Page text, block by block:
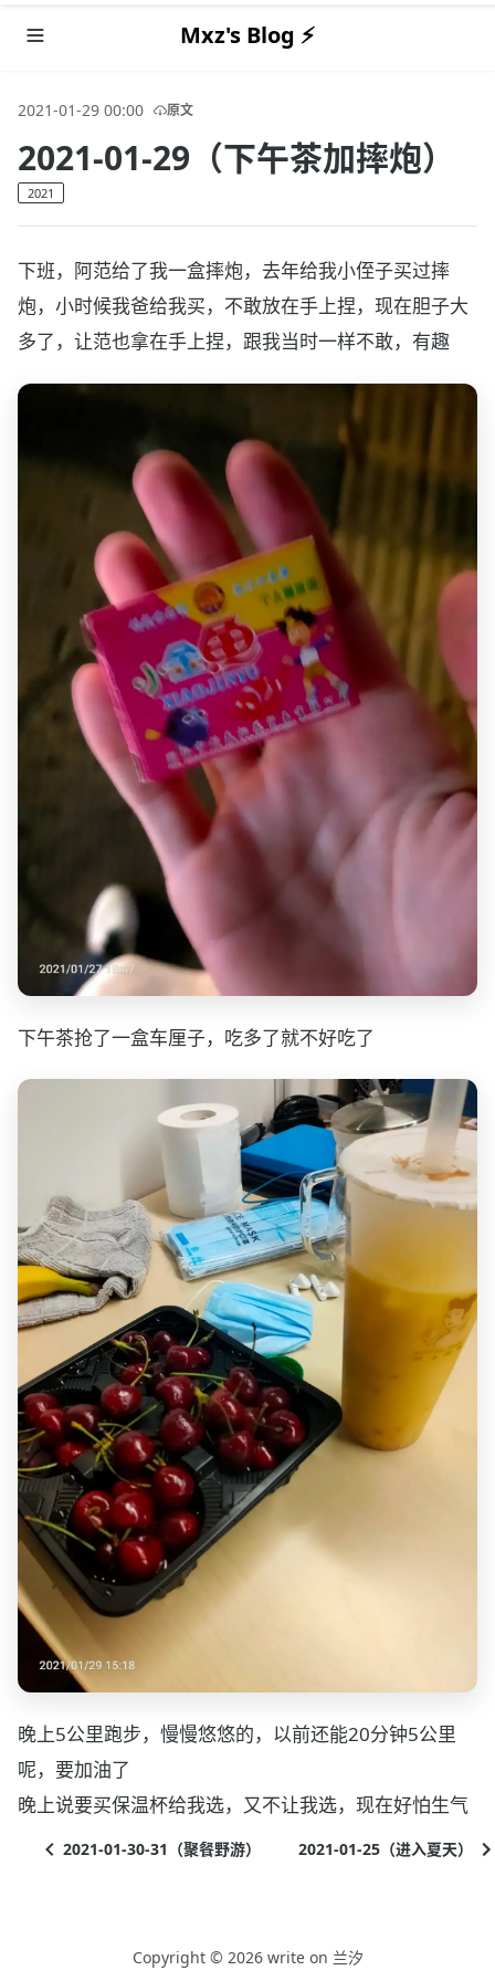
Mxz's Blog ⚡️
2021-01-29 00:00 原文
2021-01-29（下午茶加摔炮）
2021
下班，阿范给了我一盒摔炮，去年给我小侄子买过摔
炮，小时候我爸给我买，不敢放在手上捏，现在胆子大
多了，让范也拿在手上捏，跟我当时一样不敢，有趣
下午茶抢了一盒车厘子，吃多了就不好吃了
晚上5公里跑步，慢慢悠悠的，以前还能20分钟5公里
呢，要加油了
晚上说要买保温杯给我选，又不让我选，现在好怕生气
2021-01-30-31（聚餐野游） 2021-01-25（进入夏天）
Copyright © 2026 write on 兰汐